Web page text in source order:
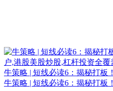
牛策略 | 短线必读6：揭秘打板！
牛策略 | 短线必读6：揭秘打板！